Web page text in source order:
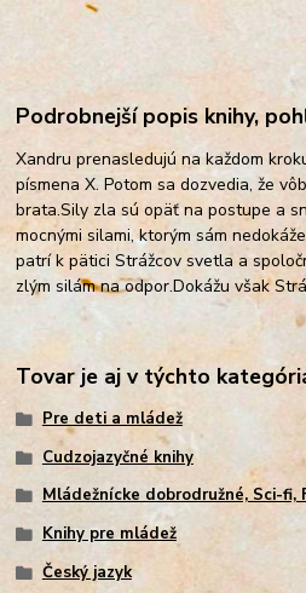
Podrobnejší popis knihy,
Xandru prenasledujú na každom
písmena X. Potom sa dozvedia, že
brata.Sily zla sú opäť na postupe a
mocnými silami, ktorým sám
patrí k pätici Strážcov svetla a
zlým silám na odpor.Dokážu však
Tovar je aj v týchto
Pre deti a mládež
Cudzojazyčné knihy
Mládežnícke dobrodružné, Sci-fi,
Knihy pre mládež
Český jazyk